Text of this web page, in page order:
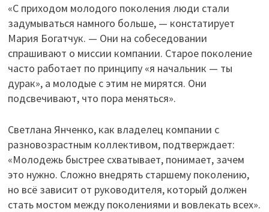
«С приходом молодого поколения люди стали
задумываться намного больше, — констатирует
Мария Богатчук. — Они на собеседовании
спрашивают о миссии компании. Старое поколение
часто работает по принципу «я начальник — ты
дурак», а молодые с этим не мирятся. Они
подсвечивают, что пора меняться».
Светлана Янченко, как владелец компании с
разновозрастным коллективом, подтверждает:
«Молодежь быстрее схватывает, понимает, зачем
это нужно. Сложно внедрять старшему поколению,
но всё зависит от руководителя, который должен
стать мостом между поколениями и вовлекать всех».